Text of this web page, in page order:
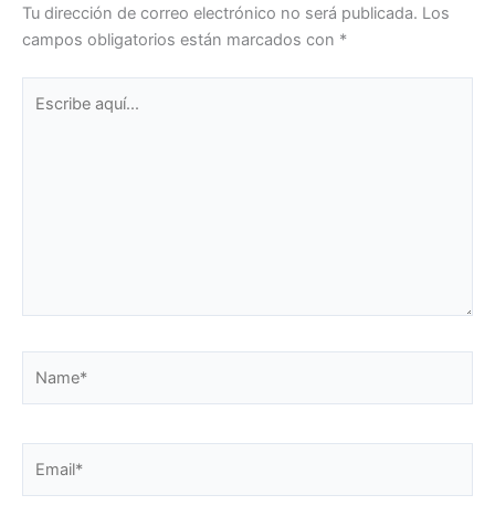
Tu dirección de correo electrónico no será publicada. Los
campos obligatorios están marcados con *
aquí...